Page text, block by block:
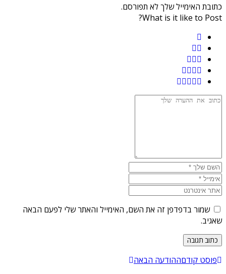
כתובת האימייל שלך לא תפורסם.
What is it like to Post?
שמור בדפדפן זה את השם, האימייל והאתר שלי לפעם הבאה
שאגיב.
פוסט קודםההודעה הבאה